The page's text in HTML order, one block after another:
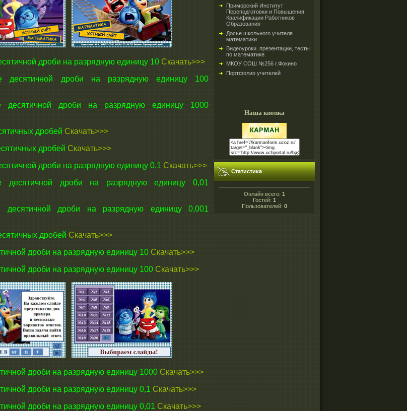
дроби на разрядную единицу 10 Скачать>>>
дроби на разрядную единицу 100
дроби на разрядную единицу 1000
дробей Скачать>>>
дробей Скачать>>>
дроби на разрядную единицу 0,1 Скачать>>>
дроби на разрядную единицу 0,01
дроби на разрядную единицу 0,001
дробей Скачать>>>
дроби на разрядную единицу 10 Скачать>>>
дроби на разрядную единицу 100 Скачать>>>
дроби на разрядную единицу 1000 Скачать>>>
дроби на разрядную единицу 0,1 Скачать>>>
дроби на разрядную единицу 0,01 Скачать>>>
Приморский Институт
Переподготовки и Повышения
Квалификации Работников
Образования
Досье школьного учителя
математики
Видеоуроки, презентации, тесты
по математике.
МКОУ СОШ №256 г.Фокино
Портфолио учителей
Наша кнопка
Статистика
Онлайн всего: 1
Гостей: 1
Пользователей: 0